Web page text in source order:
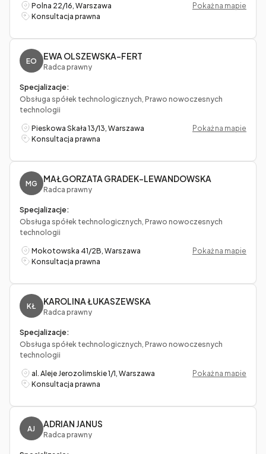
Polna 22/16, Warszawa
Pokaż na mapie
Konsultacja prawna
EO EWA OLSZEWSKA-FERT
Radca prawny
Specjalizacje:
Obsługa spółek technologicznych, Prawo nowoczesnych
technologii
Pieskowa Skała 13/13, Warszawa
Pokaż na mapie
Konsultacja prawna
MG MAŁGORZATA GRADEK-LEWANDOWSKA
Radca prawny
Specjalizacje:
Obsługa spółek technologicznych, Prawo nowoczesnych
technologii
Mokotowska 41/2B, Warszawa
Pokaż na mapie
Konsultacja prawna
KŁ KAROLINA ŁUKASZEWSKA
Radca prawny
Specjalizacje:
Obsługa spółek technologicznych, Prawo nowoczesnych
technologii
al. Aleje Jerozolimskie 1/1, Warszawa
Pokaż na mapie
Konsultacja prawna
AJ ADRIAN JANUS
Radca prawny